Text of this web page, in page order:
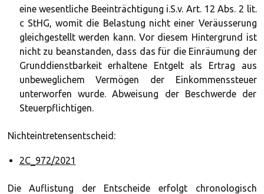
eine wesentliche Beeinträchtigung i.S.v. Art. 12 Abs. 2 lit.
c StHG, womit die Belastung nicht einer Veräusserung
gleichgestellt werden kann. Vor diesem Hintergrund ist
nicht zu beanstanden, dass das für die Einräumung der
Grunddienstbarkeit erhaltene Entgelt als Ertrag aus
unbeweglichem Vermögen der Einkommenssteuer
unterworfen wurde. Abweisung der Beschwerde der
Steuerpflichtigen.
Nichteintretensentscheid:
2C_972/2021
Die Auflistung der Entscheide erfolgt chronologisch